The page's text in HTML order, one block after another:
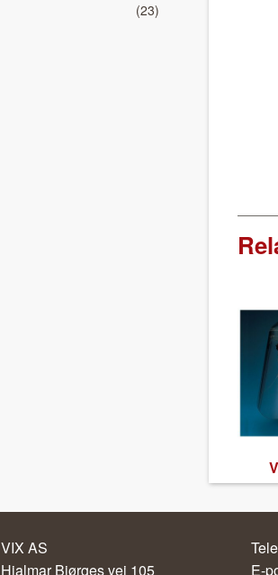
(23)
VIX AS
Hjalmar Bjørges vei 105
E-